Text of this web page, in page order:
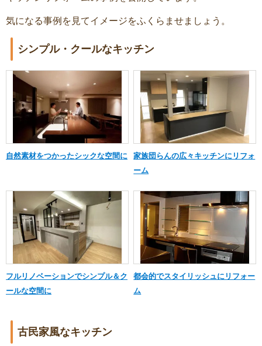
気になる事例を見てイメージをふくらませましょう。
シンプル・クールなキッチン
自然素材をつかったシックな空間に
家族団らんの広々キッチンにリフォ
ーム
フルリノベーションでシンプル＆ク
ールな空間に
都会的でスタイリッシュにリフォー
ム
古民家風なキッチン